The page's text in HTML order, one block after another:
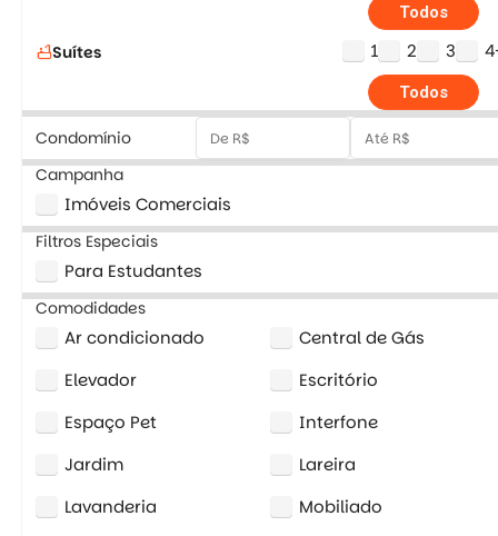
Todos
bathtubSuítes 1 2 3
Todos
Condomínio
Campanha
Imóveis Comerciais
Filtros Especiais
Para Estudantes
Comodidades
Ar condicionado
Central de Gás
Elevador
Escritório
Espaço Pet
Interfone
Jardim
Lareira
Lavanderia
Mobiliado